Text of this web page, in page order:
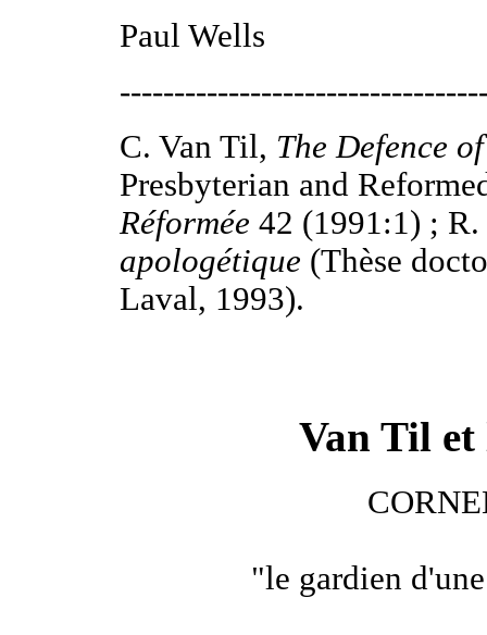
Paul Wells
C. Van Til, The Defence
Presbyterian and
Réformée 42 (1991:1) ;
apologétique (Thèse
Laval, 1993).
Van Til
"le gardien